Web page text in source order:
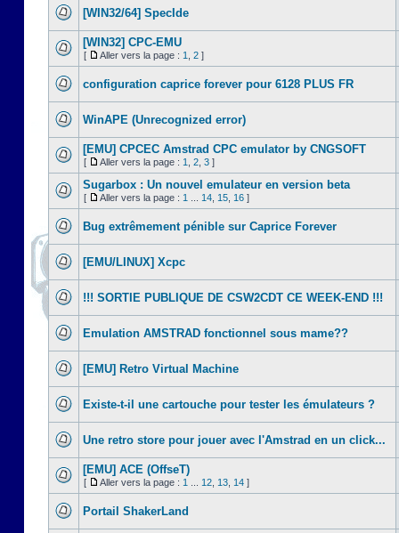
[WIN32/64] SpecIde
[WIN32] CPC-EMU
[ Aller vers la page : 1 2 ]
configuration caprice forever pour 6128 PLUS FR
WinAPE (Unrecognized error)
[EMU] CPCEC Amstrad CPC emulator by CNGSOFT
[ Aller vers la page : 1 2 3 ]
Sugarbox : Un nouvel emulateur en version beta
[ Aller vers la page : 1 14 15 16 ]
Bug extrêmement pénible sur Caprice Forever
[EMU/LINUX] Xcpc
!!! SORTIE PUBLIQUE DE CSW2CDT CE WEEK-END !!!
Emulation AMSTRAD fonctionnel sous mame??
[EMU] Retro Virtual Machine
Existe-t-il une cartouche pour tester les émulateurs ?
Une retro store pour jouer avec l'Amstrad en un click...
[EMU] ACE (OffseT)
[ Aller vers la page : 1 12 13 14 ]
Portail ShakerLand